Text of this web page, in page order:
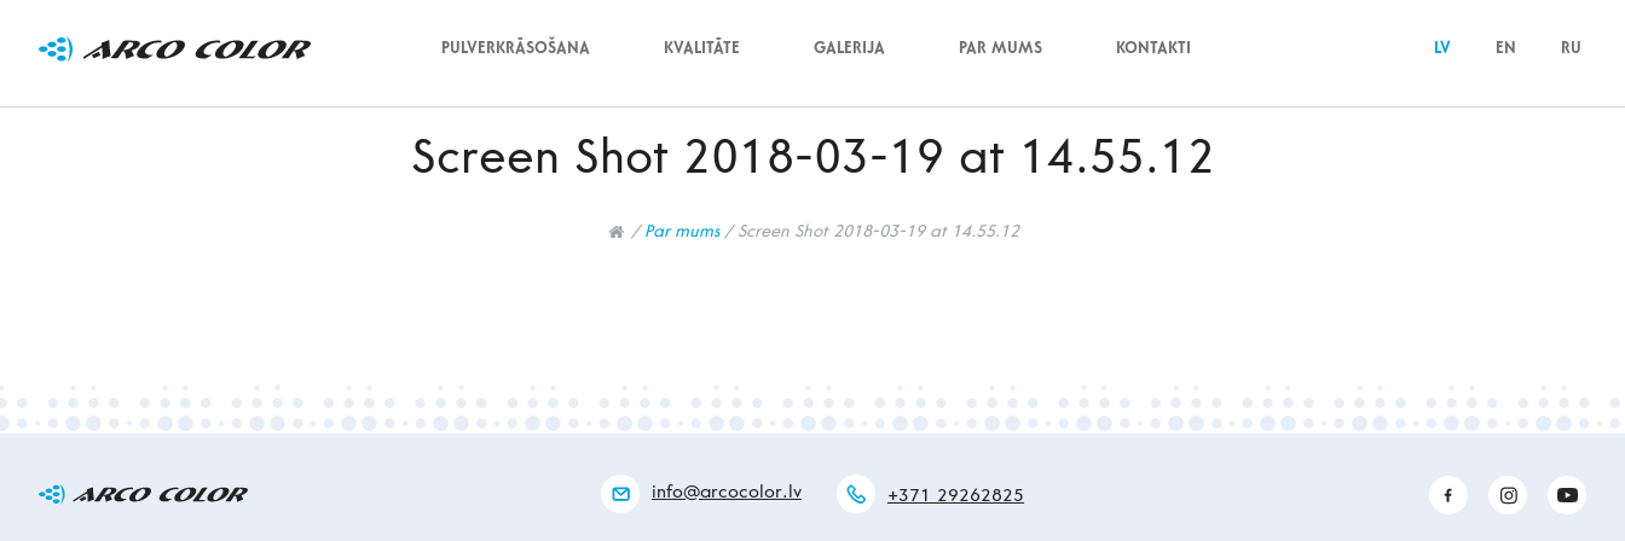
LV EN RU
PULVERKRĀSOŠANA KVALITĀTE GALERIJA PAR MUMS KONTAKTI
Screen Shot 2018-03-19 at 14.55.12
/ Par mums / Screen Shot 2018-03-19 at 14.55.12
info@arcocolor.lv +371 29262825